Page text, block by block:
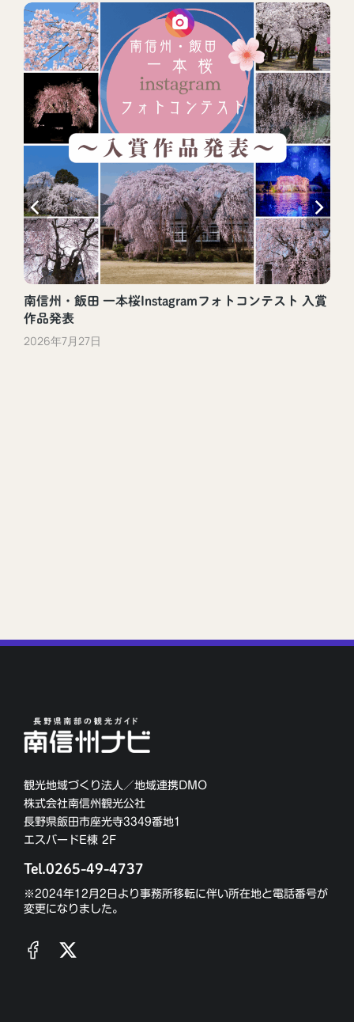
南信州・飯田 一本桜Instagramフォトコンテスト 入賞
作品発表
2026年7月27日
観光地域づくり法人／地域連携DMO
株式会社南信州観光公社
長野県飯田市座光寺3349番地1
エスバードE棟 2F
Tel.0265-49-4737
※2024年12月2日より事務所移転に伴い所在地と電話番号が
変更になりました。